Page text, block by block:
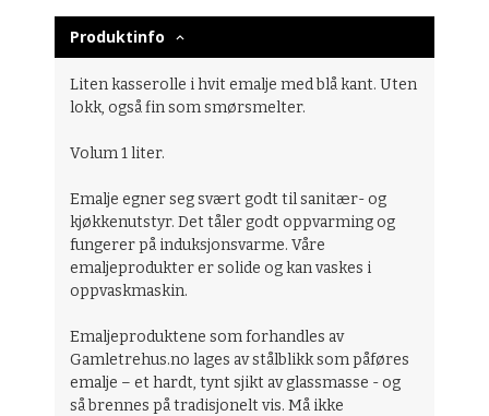
Produktinfo
Liten kasserolle i hvit emalje med blå kant. Uten
lokk, også fin som smørsmelter.
Volum 1 liter.
Emalje egner seg svært godt til sanitær- og
kjøkkenutstyr. Det tåler godt oppvarming og
fungerer på induksjonsvarme. Våre
emaljeprodukter er solide og kan vaskes i
oppvaskmaskin.
Emaljeproduktene som forhandles av
Gamletrehus.no lages av stålblikk som påføres
emalje – et hardt, tynt sjikt av glassmasse - og
så brennes på tradisjonelt vis. Må ikke